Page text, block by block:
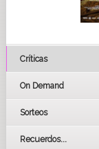
Críticas
On Demand
Sorteos
Recuerdos...